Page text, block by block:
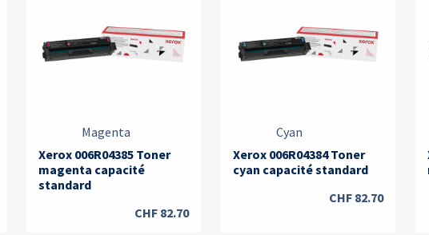
Magenta
Xerox 006R04385 Toner
magenta capacité
standard
CHF 82.70
Cyan
Xerox 006R04384 Toner
cyan capacité standard
CHF 82.70